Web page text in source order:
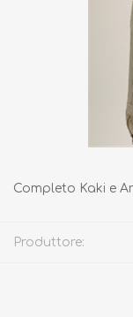
Completo Kaki e
Produttore: